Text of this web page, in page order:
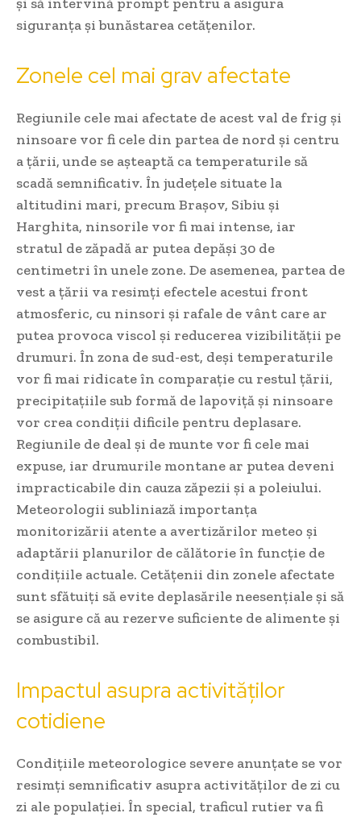
siguranța și bunăstarea cetățenilor.
Zonele cel mai grav afectate
Regiunile cele mai afectate de acest val de frig și
ninsoare vor fi cele din partea de nord și centru
a țării, unde se așteaptă ca temperaturile să
scadă semnificativ. În județele situate la
altitudini mari, precum Brașov, Sibiu și
Harghita, ninsorile vor fi mai intense, iar
stratul de zăpadă ar putea depăși 30 de
centimetri în unele zone. De asemenea, partea de
vest a țării va resimți efectele acestui front
atmosferic, cu ninsori și rafale de vânt care ar
putea provoca viscol și reducerea vizibilității pe
drumuri. În zona de sud-est, deși temperaturile
vor fi mai ridicate în comparație cu restul țării,
precipitațiile sub formă de lapoviță și ninsoare
vor crea condiții dificile pentru deplasare.
Regiunile de deal și de munte vor fi cele mai
expuse, iar drumurile montane ar putea deveni
impracticabile din cauza zăpezii și a poleiului.
Meteorologii subliniază importanța
monitorizării atente a avertizărilor meteo și
adaptării planurilor de călătorie în funcție de
condițiile actuale. Cetățenii din zonele afectate
sunt sfătuiți să evite deplasările neesențiale și să
se asigure că au rezerve suficiente de alimente și
combustibil.
Impactul asupra activităților
cotidiene
Condițiile meteorologice severe anunțate se vor
resimți semnificativ asupra activităților de zi cu
zi ale populației. În special, traficul rutier va fi